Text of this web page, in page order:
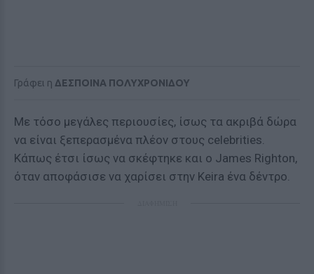
Γράφει η ΔΕΣΠΟΙΝΑ ΠΟΛΥΧΡΟΝΙΔΟΥ
Με τόσο μεγάλες περιουσίες, ίσως τα ακριβά δώρα
να είναι ξεπερασμένα πλέον στους celebrities.
Κάπως έτσι ίσως να σκέφτηκε και ο James Righton,
όταν αποφάσισε να χαρίσει στην Keira ένα δέντρο.